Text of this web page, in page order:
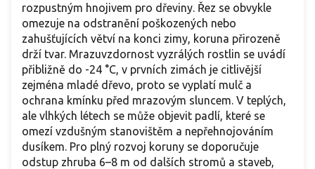
rozpustným hnojivem pro dřeviny. Řez se obvykle
omezuje na odstranění poškozených nebo
zahušťujících větví na konci zimy, koruna přirozeně
drží tvar. Mrazuvzdornost vyzrálých rostlin se uvádí
přibližně do -24 °C, v prvních zimách je citlivější
zejména mladé dřevo, proto se vyplatí mulč a
ochrana kmínku před mrazovým sluncem. V teplých,
ale vlhkých létech se může objevit padlí, které se
omezí vzdušným stanovištěm a nepřehnojováním
dusíkem. Pro plný rozvoj koruny se doporučuje
odstup zhruba 6–8 m od dalších stromů a staveb,